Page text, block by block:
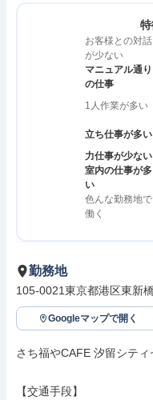
お客様との対話
が少ない
マニュアル通り
の仕事
1人作業が多い
立ち仕事が多い
力仕事が少ない
室内の仕事が多
い
色んな勤務地で
働く
勤務地
105-0021東京都港区東新
Googleマップで開く
さち福やCAFE 汐留シテ
【交通手段】